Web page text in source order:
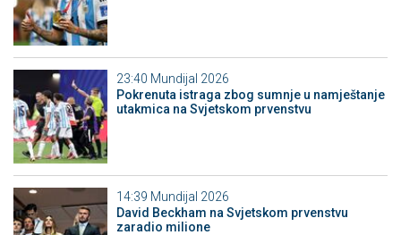
23:40 Mundijal 2026
Pokrenuta istraga zbog sumnje u namještanje
utakmica na Svjetskom prvenstvu
14:39 Mundijal 2026
David Beckham na Svjetskom prvenstvu
zaradio milione